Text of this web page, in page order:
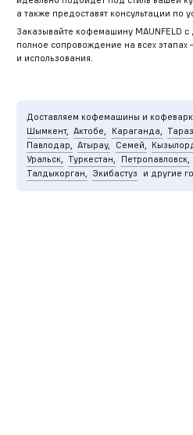
а также предоставят консультации по
Заказывайте кофемашину MAUNFELD с
полное сопровождение на всех
и использования.
Доставляем кофемашины и
Шымкент, Актобе, Караганда, Тараз,
Павлодар,
Атырау, Семей,
Уральск,
Туркестан, Петропавловск,
Талдыкорган,
Экибастуз и другие